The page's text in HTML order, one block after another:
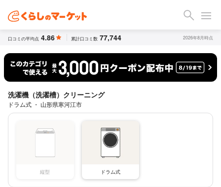
口コミの平均点 4.86 累計口コミ数 77,744 2026年8月時点
洗濯機（洗濯槽）クリーニング
ドラム式 ・ 山形県寒河江市
縦型 ドラム式